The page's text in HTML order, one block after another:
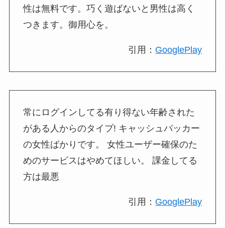
性は無料です。巧く遊ばないと男性は高く
つきます。御用心を。
引用： GooglePlay
常にログインしてる有り得ない年齢された
がある人からのタイプ! キャッシュバッカー
の女性ばかりです。 女性ユーザー確保のた
めのサービスはやめてほしい。 課金してる
方は最悪
引用： GooglePlay